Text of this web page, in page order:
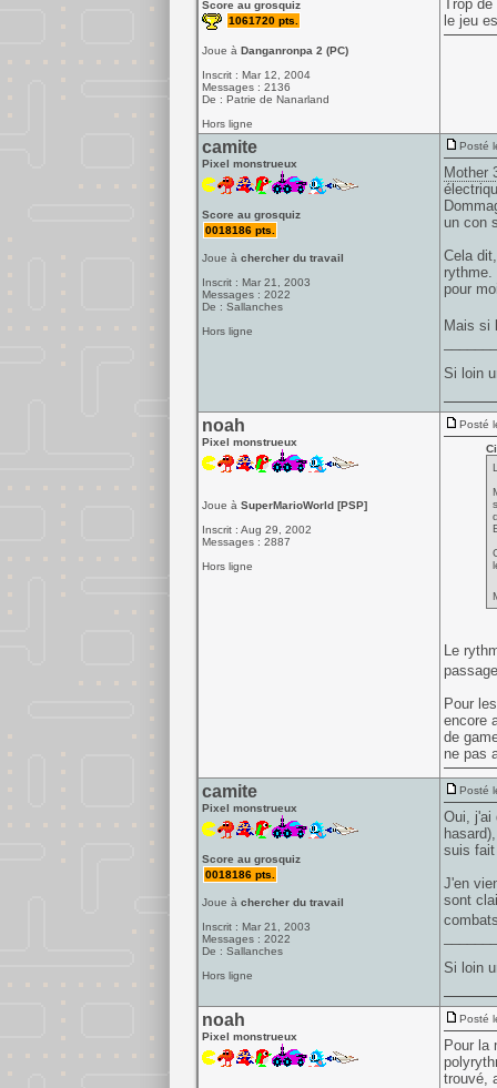
Score au grosquiz
1061720 pts.
Joue à Danganronpa 2 (PC)
Inscrit : Mar 12, 2004
Messages : 2136
De : Patrie de Nanarland
Hors ligne
Trop de
le jeu
camite
Pixel monstrueux
Score au grosquiz
0018186 pts.
Joue à chercher du travail
Inscrit : Mar 21, 2003
Messages : 2022
De : Sallanches
Hors ligne
Posté
Mother
un con
Cela
rythme.
pour
Mais si
Si loin
noah
Pixel monstrueux
Joue à SuperMarioWorld [PSP]
Inscrit : Aug 29, 2002
Messages : 2887
Hors ligne
Posté
Le
Pour
encore
de
ne pas
camite
Pixel monstrueux
Score au grosquiz
0018186 pts.
Joue à chercher du travail
Inscrit : Mar 21, 2003
Messages : 2022
De : Sallanches
Hors ligne
Posté
Oui, j'ai
suis
J'en
sont
Si loin
noah
Pixel monstrueux
Posté
Pour la
trouvé,